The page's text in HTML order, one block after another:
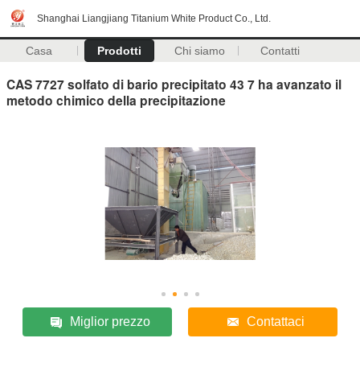
Shanghai Liangjiang Titanium White Product Co., Ltd.
Casa Prodotti Chi siamo Contatti
CAS 7727 solfato di bario precipitato 43 7 ha avanzato il
metodo chimico della precipitazione
Miglior prezzo Contattaci